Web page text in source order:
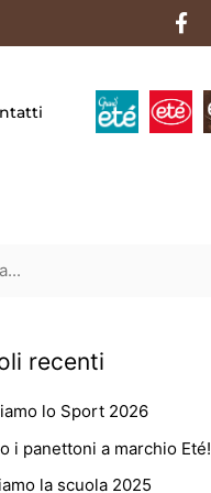
F
a
c
b
o
o
recenti
lo Sport 2026
i panettoni a marchio Eté!
la scuola 2025